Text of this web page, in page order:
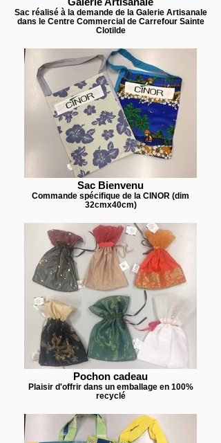
Sac réalisé à la demande de la Galerie Artisanale
dans le Centre Commercial de Carrefour Sainte
Clotilde
Sac Bienvenu
Commande spécifique de la CINOR (dim
32cmx40cm)
Pochon cadeau
Plaisir d'offrir dans un emballage en 100%
recyclé